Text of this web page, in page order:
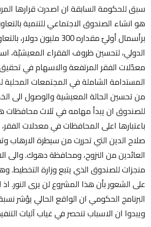
هو انشاء الصندوق الاجتماعي للتنمية
برأسمال أوليّ مقداره 300 مليون
الدولي، لتحسين ظروف الفقراء المعيشيّة،
معدّلات الفقر المرتفعة والاسهام في تحقيق
المستدامة الشاملة في المجتمعات المحلية
من تحسين الحالة المعيشية والوصول الى
للصندوق ان يبدأ مهامه في ثلاث محافظات
باعتبارها اعلى المحافظات في معدلات
صلاح الدين التي تحررت من سيطرة الارهاب
العائدين من النزوح، ومحافظة دهوك. والى
منجزات للصندوق الذي يتبع وزارة التخطيط.
على الشعور بأن هذا المشروع لن يرى النور. اذ
البرنامج الحكومي ان الواقع الحالي يؤشر
ويبدوا ان الاسباب تنحصر في غياب آليات